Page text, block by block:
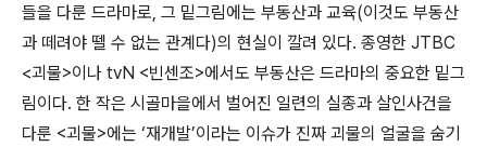
들을 다룬 드라마로, 그 밑그림에는 부동산과 교육(이것도 부동산
과 떼려야 뗄 수 없는 관계다)의 현실이 깔려 있다. 종영한 JTBC
<괴물>이나 tvN <빈센조>에서도 부동산은 드라마의 중요한 밑그
림이다. 한 작은 시골마을에서 벌어진 일련의 실종과 살인사건을
다룬 <괴물>에는 ‘재개발’이라는 이슈가 진짜 괴물의 얼굴을 숨기